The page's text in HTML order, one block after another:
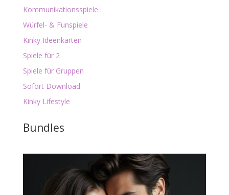
Kommunikationsspiele
Würfel- & Funspiele
Kinky Ideenkarten
Spiele für 2
Spiele für Gruppen
Sofort Download
Kinky Lifestyle
Bundles